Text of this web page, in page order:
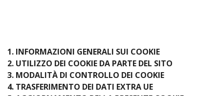
1. INFORMAZIONI GENERALI SUI COOKIE
2. UTILIZZO DEI COOKIE DA PARTE DEL SITO
3. MODALITÀ DI CONTROLLO DEI COOKIE
4. TRASFERIMENTO DEI DATI EXTRA UE